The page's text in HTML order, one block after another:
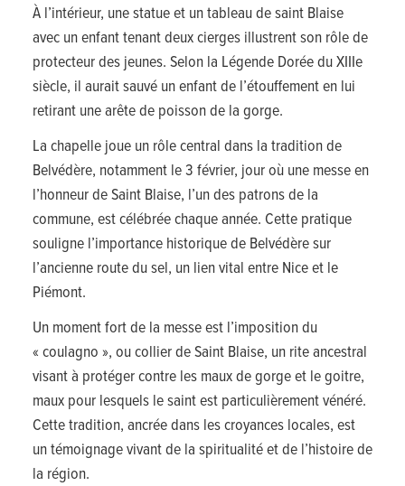
À l’intérieur, une statue et un tableau de saint Blaise
avec un enfant tenant deux cierges illustrent son rôle de
protecteur des jeunes. Selon la Légende Dorée du XIIIe
siècle, il aurait sauvé un enfant de l’étouffement en lui
retirant une arête de poisson de la gorge.
La chapelle joue un rôle central dans la tradition de
Belvédère, notamment le 3 février, jour où une messe en
l’honneur de Saint Blaise, l’un des patrons de la
commune, est célébrée chaque année. Cette pratique
souligne l’importance historique de Belvédère sur
l’ancienne route du sel, un lien vital entre Nice et le
Piémont.
Un moment fort de la messe est l’imposition du
« coulagno », ou collier de Saint Blaise, un rite ancestral
visant à protéger contre les maux de gorge et le goitre,
maux pour lesquels le saint est particulièrement vénéré.
Cette tradition, ancrée dans les croyances locales, est
un témoignage vivant de la spiritualité et de l’histoire de
la région.